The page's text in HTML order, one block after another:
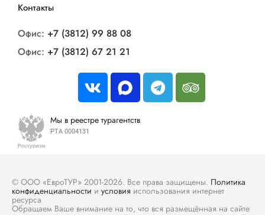
Контакты
Офис: +7 (3812) 99 88 08
Офис: +7 (3812) 67 21 21
Мы в реестре турагентств
РТА 0004131
© ООО «ЕвроТУР» 2001-2026. Все права защищены. Политика
конфиденциальности и условия использования интернет
ресурса
Обращаем Ваше внимание на то, что вся размещённая на сайте